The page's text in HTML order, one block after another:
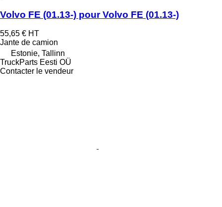
Volvo FE (01.13-) pour Volvo FE (01.13-)
55,65 € HT
Jante de camion
Estonie, Tallinn
TruckParts Eesti OÜ
Contacter le vendeur